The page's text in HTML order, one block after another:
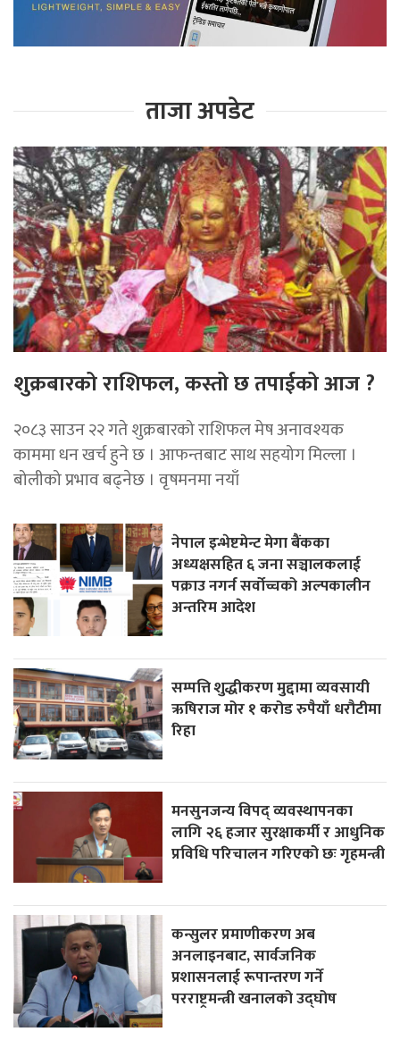
ताजा अपडेट
शुक्रबारको राशिफल, कस्तो छ तपाईको आज ?
२०८३ साउन २२ गते शुक्रबारको राशिफल मेष अनावश्यक
काममा धन खर्च हुने छ । आफन्तबाट साथ सहयोग मिल्ला ।
बोलीको प्रभाव बढ्नेछ । वृषमनमा नयाँ
नेपाल इन्भेष्टमेन्ट मेगा बैंकका
अध्यक्षसहित ६ जना सञ्चालकलाई
पक्राउ नगर्न सर्वोच्चको अल्पकालीन
अन्तरिम आदेश
सम्पत्ति शुद्धीकरण मुद्दामा व्यवसायी
ऋषिराज मोर १ करोड रुपैयाँ धरौटीमा
रिहा
मनसुनजन्य विपद् व्यवस्थापनका
लागि २६ हजार सुरक्षाकर्मी र आधुनिक
प्रविधि परिचालन गरिएको छः गृहमन्त्री
कन्सुलर प्रमाणीकरण अब
अनलाइनबाट, सार्वजनिक
प्रशासनलाई रूपान्तरण गर्ने
परराष्ट्रमन्त्री खनालको उद्घोष